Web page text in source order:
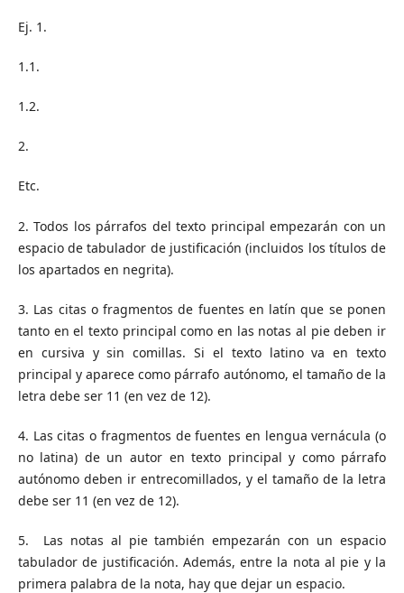
Ej. 1.
1.1.
1.2.
2.
Etc.
2. Todos los párrafos del texto principal empezarán con un
espacio de tabulador de justificación (incluidos los títulos de
los apartados en negrita).
3. Las citas o fragmentos de fuentes en latín que se ponen
tanto en el texto principal como en las notas al pie deben ir
en cursiva y sin comillas. Si el texto latino va en texto
principal y aparece como párrafo autónomo, el tamaño de la
letra debe ser 11 (en vez de 12).
4. Las citas o fragmentos de fuentes en lengua vernácula (o
no latina) de un autor en texto principal y como párrafo
autónomo deben ir entrecomillados, y el tamaño de la letra
debe ser 11 (en vez de 12).
5. Las notas al pie también empezarán con un espacio
tabulador de justificación. Además, entre la nota al pie y la
primera palabra de la nota, hay que dejar un espacio.